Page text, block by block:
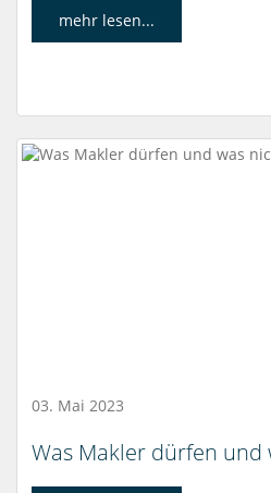
mehr lesen...
03. Mai 2023
Was Makler dürfen und